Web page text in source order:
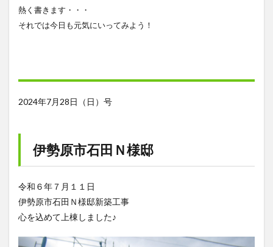
熱く書きます・・・
それでは今日も元気にいってみよう！
2024年7月28日（日）号
伊勢原市石田Ｎ様邸
令和６年７月１１日
伊勢原市石田Ｎ様邸新築工事
心を込めて上棟しました♪